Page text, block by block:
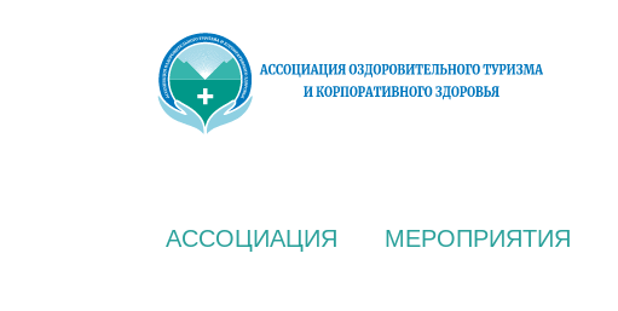
АССОЦИАЦИЯ МЕРОПРИЯТИЯ